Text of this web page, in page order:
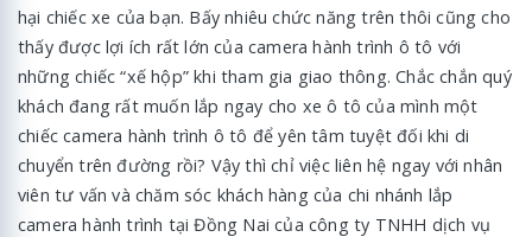
hại chiếc xe của bạn. Bấy nhiêu chức năng trên thôi cũng cho
thấy được lợi ích rất lớn của camera hành trình ô tô với
những chiếc “xế hộp” khi tham gia giao thông. Chắc chắn quý
khách đang rất muốn lắp ngay cho xe ô tô của mình một
chiếc camera hành trình ô tô để yên tâm tuyệt đối khi di
chuyển trên đường rồi? Vậy thì chỉ việc liên hệ ngay với nhân
viên tư vấn và chăm sóc khách hàng của chi nhánh lắp
camera hành trình tại Đồng Nai của công ty TNHH dịch vụ